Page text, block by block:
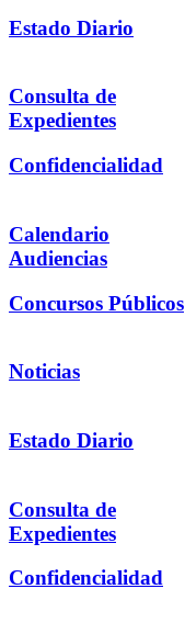
Estado Diario
Consulta de
Expedientes
Confidencialidad
Calendario
Audiencias
Concursos Públicos
Noticias
Estado Diario
Consulta de
Expedientes
Confidencialidad